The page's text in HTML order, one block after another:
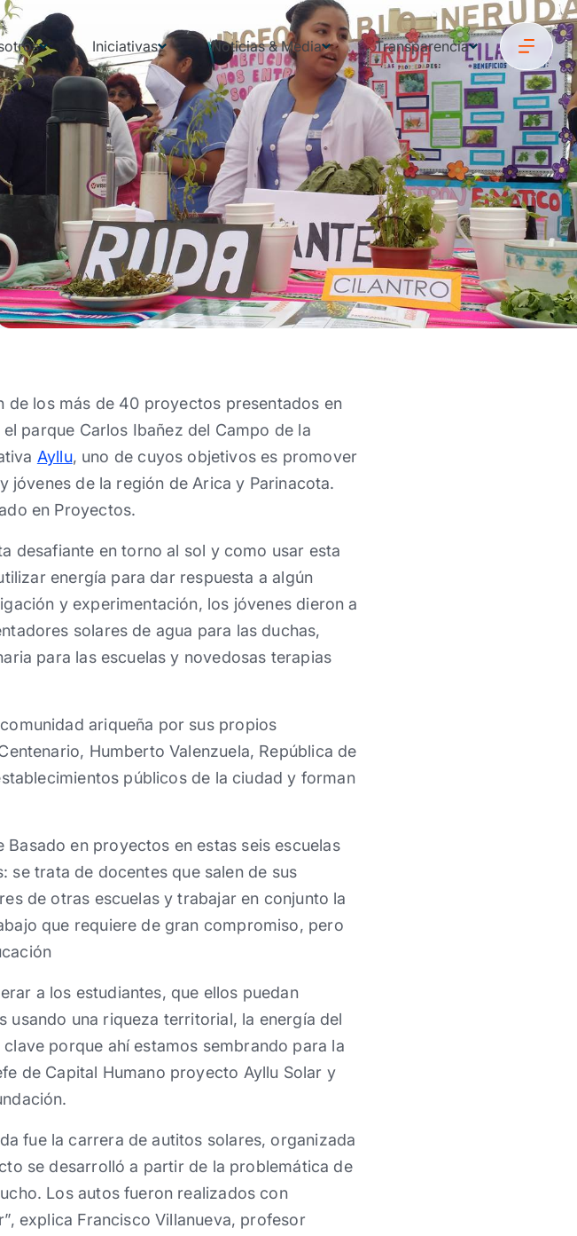
Iniciativas Noticias & Media Transparencia
los más de 40 proyectos presentados en
parque Carlos Ibañez del Campo de la
Ayllu, uno de cuyos objetivos es promover
jóvenes de la región de Arica y Parinacota.
en Proyectos.
desafiante en torno al sol y como usar esta
energía para dar respuesta a algún
y experimentación, los jóvenes dieron a
solares de agua para las duchas,
para las escuelas y novedosas terapias
ariqueña por sus propios
Humberto Valenzuela, República de
públicos de la ciudad y forman
en proyectos en estas seis escuelas
se trata de docentes que salen de sus
de otras escuelas y trabajar en conjunto la
que requiere de gran compromiso, pero
a los estudiantes, que ellos puedan
usando una riqueza territorial, la energía del
porque ahí estamos sembrando para la
de Capital Humano proyecto Ayllu Solar y
fue la carrera de autitos solares, organizada
se desarrolló a partir de la problemática de
Los autos fueron realizados con
explica Francisco Villanueva, profesor